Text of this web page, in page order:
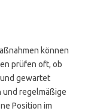
können
prüfen oft, ob
gewartet
und regelmäßige
Position im